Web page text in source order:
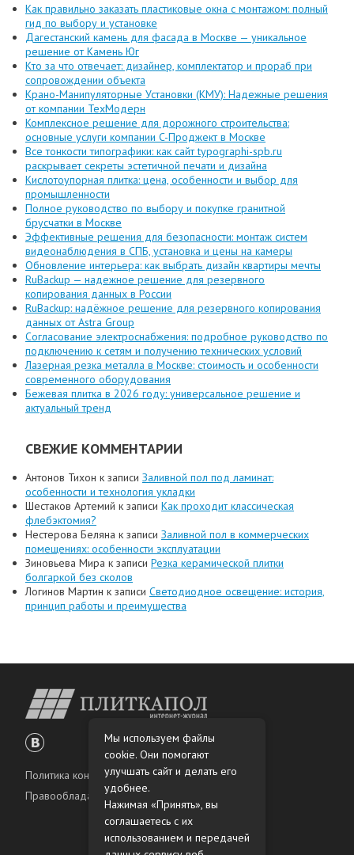
Как правильно заказать пластиковые окна с монтажом: полный
гид по выбору и установке
Дагестанский камень для фасада в Москве — уникальное
решение от Камень Юг
Кто за что отвечает: дизайнер, комплектатор и прораб при
сопровождении объекта
Крано-Манипуляторные Установки (КМУ): Надежные решения
от компании ТехМодерн
Комплексное решение для дорожного строительства:
основные услуги компании C-Проджект в Москве
Все тонкости типографики: как сайт typographi-spb.ru
раскрывает секреты эстетичной печати и дизайна
Кислотоупорная плитка: цена, особенности и выбор для
промышленности
Полное руководство по выбору и покупке гранитной
брусчатки в Москве
Эффективные решения для безопасности: монтаж систем
видеонаблюдения в СПБ, установка и цены на камеры
Обновление интерьера: как выбрать дизайн квартиры мечты
RuBackup — надежное решение для резервного
копирования данных в России
RuBackup: надёжное решение для резервного копирования
данных от Astra Group
Согласование электроснабжения: подробное руководство по
подключению к сетям и получению технических условий
Лазерная резка металла в Москве: стоимость и особенности
современного оборудования
Бежевая плитка в 2026 году: универсальное решение и
актуальный тренд
СВЕЖИЕ КОММЕНТАРИИ
Антонов Тихон к записи Заливной пол под ламинат:
особенности и технология укладки
Шестаков Артемий к записи Как проходит классическая
флебэктомия?
Нестерова Беляна к записи Заливной пол в коммерческих
помещениях: особенности эксплуатации
Зиновьева Мира к записи Резка керамической плитки
болгаркой без сколов
Логинов Мартин к записи Светодиодное освещение: история,
принцип работы и преимущества
Политика конфиденциальности
Правообладателям
Мы используем файлы
cookie. Они помогают
улучшать сайт и делать его
удобнее.
Нажимая «Принять», вы
соглашаетесь с их
использованием и передачей